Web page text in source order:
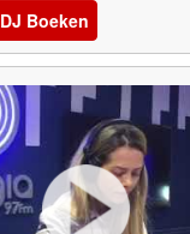
DJ Boeken